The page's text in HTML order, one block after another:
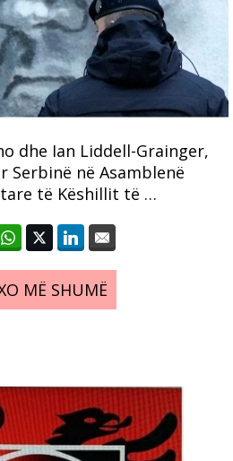
dhe Ian Liddell-Grainger,
Serbinë në Asamblenë
të Këshillit të …
MË SHUMË